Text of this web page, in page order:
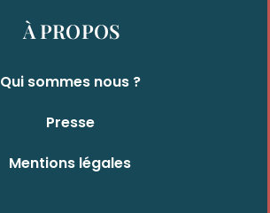
À PROPOS
Qui sommes nous ?
Presse
Mentions légales